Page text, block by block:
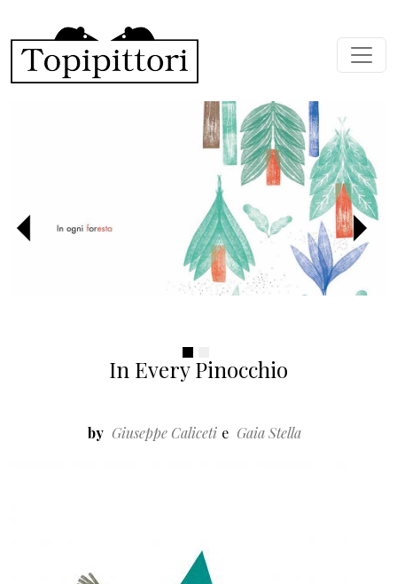
Previous Next
In Every Pinocchio
by Giuseppe Caliceti Gaia Stella